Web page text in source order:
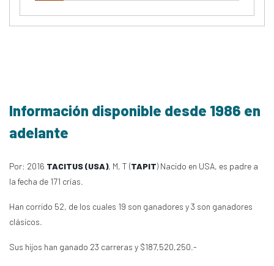
Información disponible desde 1986 en
adelante
Por: 2016 TACITUS (USA), M, T (TAPIT) Nacido en USA, es padre a
la fecha de 171 crías.
Han corrido 52, de los cuales 19 son ganadores y 3 son ganadores
clásicos.
Sus hijos han ganado 23 carreras y $187,520,250.-